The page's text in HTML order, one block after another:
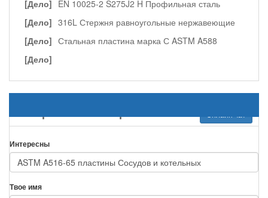
[Дело] EN 10025-2 S275J2 H Профильная сталь
[Дело] 316L Стержня равноугольные нержавеющие
[Дело] Стальная пластина марка С ASTM A588
[Дело]
Отправить ваши требования
Интересны
Твое имя